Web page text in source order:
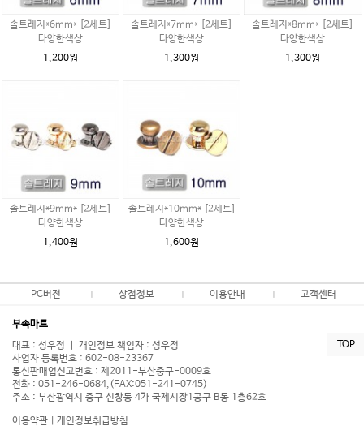
솔트레지*6mm* [2세트]
다양한색상
1,200원
솔트레지*7mm* [2세트]
다양한색상
1,300원
솔트레지*8mm* [2세트]
다양한색상
1,300원
솔트레지*9mm* [2세트]
다양한색상
1,400원
솔트레지*10mm* [2세트]
다양한색상
1,600원
PC버전 상점정보 이용안내 고객센터
부속마트
대표 : 성우정 ㅣ 개인정보 책임자 : 성우정
사업자 등록번호 : 602-08-23367
통신판매업신고번호 : 제2011-부산중구-0009호
전화 : 051-246-0684,(FAX:051-241-0745)
주소 : 부산광역시 중구 신창동 4가 국제시장1공구 B동 1층62호
이용약관 개인정보취급방침
TOP